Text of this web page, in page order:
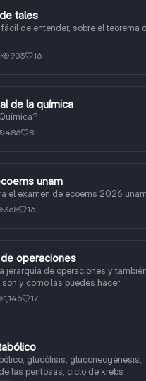
tales
de entender, sobre el teorema
903 16
de la química
486 8
unam
el examen de ecoems 2026 unam
368 16
operaciones
jerarquía de operaciones y
y como las puedes hacer
1,146 17
glucólisis, gluconeogénesis,
las pentosas, ciclo de krebs